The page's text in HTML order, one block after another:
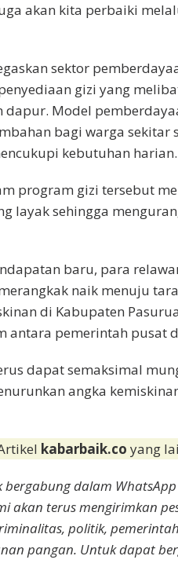
akan kita perbaiki
sektor
gizi yang
dapur. Model
bagi warga sekitar
kebutuhan harian.
program gizi tersebut
layak sehingga
baru, para
naik menuju
di Kabupaten
antara pemerintah pusat
dapat semaksimal
angka
kabarbaik.coyang
bergabung dalam
akan terus mengirimkan
politik,
pangan. Untuk dapat